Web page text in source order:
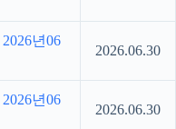
년06
2026.06.30
년06
2026.06.30